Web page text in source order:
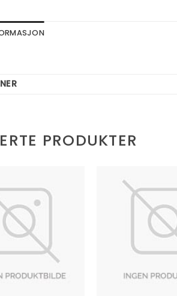
PRODUKTER